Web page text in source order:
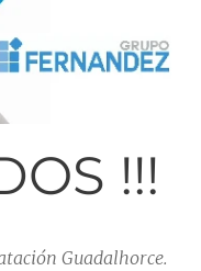
!!!
Guadalhorce.